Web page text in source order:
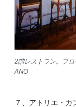
2階レストラン。フ
ANO
７、アトリエ・カ